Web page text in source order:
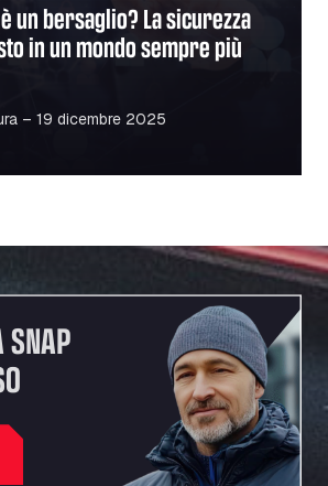
un bersaglio? La sicurezza
in un mondo sempre più
– 19 dicembre 2025